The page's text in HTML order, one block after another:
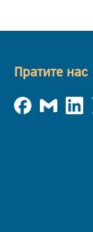
Пратите нас